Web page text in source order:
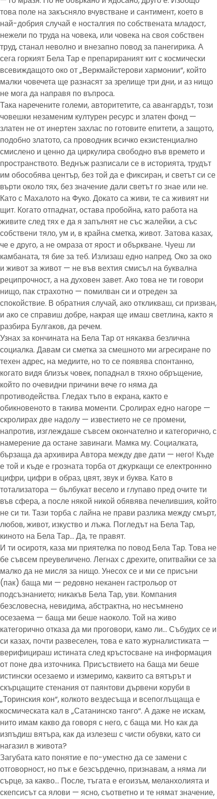
това поле на закъсняло вчувстване и сантимент, което в
най-добрия случай е носталгия по собствената младост,
нежели по труда на човека, или човека на своя собствен
труд, станал неволно и внезапно повод за панегирика. А
сега горкият Бела Тар е препарираният кит с космически
всевиждащото око от „Веркмайстерови хармонии“, който
малки човечета ще разнасят за зрелище три дни, и аз нищо
не мога да направя по въпроса.
Така наречените големи, авторитетите, са авангардът, този
човешки незаменим културен ресурс и златен фонд —
златен не от инертен захлас по готовите епитети, а защото,
подобно златото, са проводник всичко екзистенциално
смислено и ценно да циркулира свободно във времето и
пространството. Веднъж разписали се в историята, трудът
им обособява център, без той да е фиксиран, и светът си се
върти около тях, без значение дали светът го знае или не.
Като с Махалото на Фуко. Докато са живи, те са живият ни
щит. Когато отпаднат, остава пробойна, като работа на
живите след тях е да я запълнят не със жалейки, а със
собствени тяло, ум и, в крайна сметка, живот. Затова казах,
че е друго, а не омраза от ярост и объркване. Чуеш ли
камбаната, тя бие за теб. Излизаш едно напред. Око за око
и живот за живот — не във вехтия смисъл на буквална
реципрочност, а на духовен завет. Ако това не ти говори
нищо, пак страхотно — помилван си и отреден за
спокойствие. В обратния случай, ако откликваш, си призван,
и ако се справиш добре, накрая ще имаш светлина, както я
разбира Булгаков, да речем.
Узнах за кончината на Бела Тар от някаква безлична
социалка. Давам си сметка за смешното ми агресиране по
техен адрес, на медиите, но то се появява спонтанно,
когато видя близък човек, попаднал в тяхно обръщение,
който по очевидни причини вече го няма да
противодейства. Гледах тъпо в екрана, както е
обикновеното в такива моменти. Сролирах едно нагоре —
скролирах две надолу — известието не се промени,
напротив, изглеждаше съвсем окончателно и категорично, с
намерение да остане завинаги. Мамка му. Социалката,
бързаща да архивира Автора между две дати — него! Къде
е той и къде е грозната торба от джуркащи се електроннно
цифри, цифри в образ, цвят, звук и буква. Като в
тотализатора — бълбукат весело и глупаво пред очите ти
във сфера, а после някой никой обявява печелившия, който
не си ти. Тази торба с лайна не прави разлика между смърт,
любов, живот, изкуство и лъжа. Погледът на Бела Тар,
киното на Бела Тар… Да, те правят.
И ти осиротя, каза ми приятелка по повод Бела Тар. Това не
бе съвсем преувеличено. Легнах с дрехите, опитвайки се за
малко да не мисля за нищо. Унесох се и ми се присъни
(пак) баща ми — редовно неканен гастрольор от
подсъзнанието; никакъв Бела Тар, уви. Компания
безсловесна, невидима, абстрактна, но несъмнено
осезаема — баща ми беше наоколо. Той на живо
категорично отказа да ми проговори, камо ли… Събудих се и
си казах, почти развеселен, това е като журналистиката —
верифицираш истината след кръстосване на информация
от поне два източника. Присъствието на баща ми беше
истински осезаемо и измеримо, каквито са вятърът и
скърцащите стенания от паянтови дървени коруби в
„Торинския кон“, колкото вездесъща и всепоглъщаща е
космическата кал в „Сатанинско танго“. А даже не искам,
нито имам какво да говоря с него, с баща ми. Но как да
изпъдиш вятъра, как да излезеш с чисти обувки, като си
нагазил в живота?
Загубата като понятие е по-уместно да се замени с
отговорност, но пък е безсърдечно, признавам, а няма ли
сърце, за какво… После, тъгата е егоизъм, меланхолията и
скепсисът са ялови — ясно, съответно и те нямат значение,